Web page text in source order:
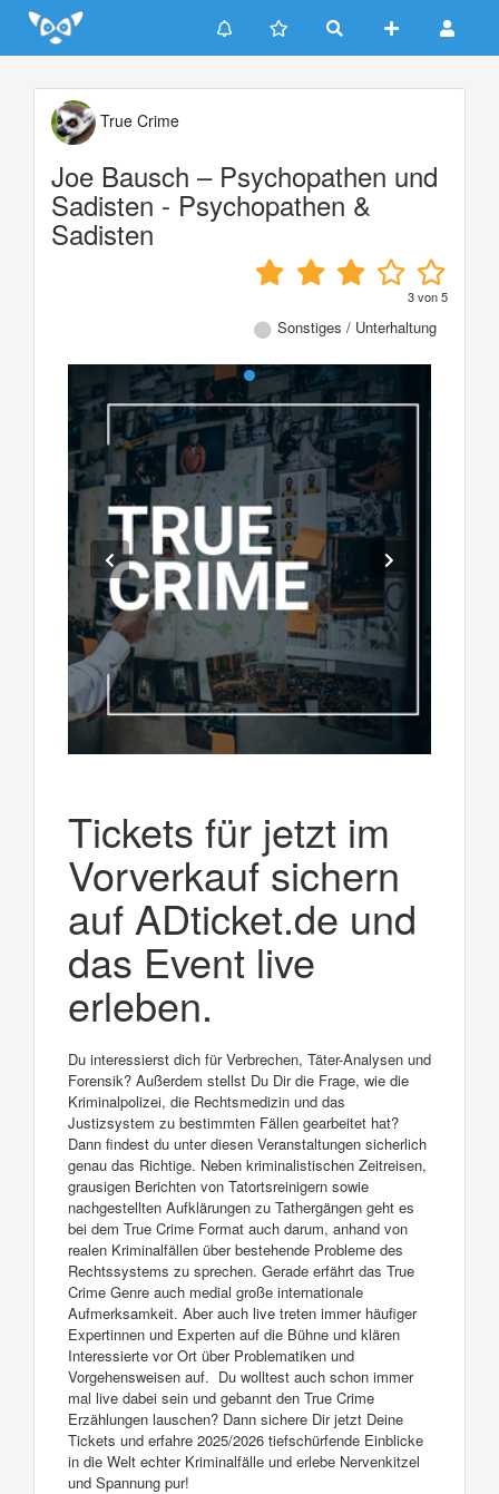
Update cookies preferences
True Crime
Joe Bausch – Psychopathen und
Sadisten - Psychopathen &
Sadisten
3von5
Sonstiges / Unterhaltung
Tickets für jetzt im
Vorverkauf sichern
auf ADticket.de und
das Event live
erleben.
Du interessierst dich für Verbrechen, Täter-Analysen und
Forensik? Außerdem stellst Du Dir die Frage, wie die
Kriminalpolizei, die Rechtsmedizin und das
Justizsystem zu bestimmten Fällen gearbeitet hat?
Dann findest du unter diesen Veranstaltungen sicherlich
genau das Richtige. Neben kriminalistischen Zeitreisen,
grausigen Berichten von Tatortsreinigern sowie
nachgestellten Aufklärungen zu Tathergängen geht es
bei dem True Crime Format auch darum, anhand von
realen Kriminalfällen über bestehende Probleme des
Rechtssystems zu sprechen. Gerade erfährt das True
Crime Genre auch medial große internationale
Aufmerksamkeit. Aber auch live treten immer häufiger
Expertinnen und Experten auf die Bühne und klären
Interessierte vor Ort über Problematiken und
Vorgehensweisen auf. Du wolltest auch schon immer
mal live dabei sein und gebannt den True Crime
Erzählungen lauschen? Dann sichere Dir jetzt Deine
Tickets und erfahre 2025/2026 tiefschürfende Einblicke
in die Welt echter Kriminalfälle und erlebe Nervenkitzel
und Spannung pur!